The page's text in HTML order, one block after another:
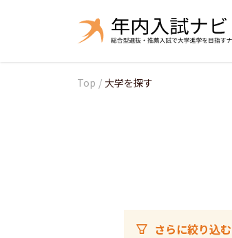
Top / 大学を探す
さらに絞り込む